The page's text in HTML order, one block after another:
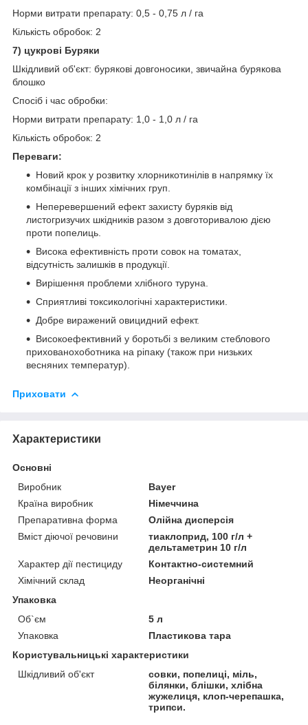
Норми витрати препарату: 0,5 - 0,75 л / га
Кількість обробок: 2
7) цукрові Буряки
Шкідливий об'єкт: бурякові довгоносики, звичайна бурякова
блошко
Спосіб і час обробки:
Норми витрати препарату: 1,0 - 1,0 л / га
Кількість обробок: 2
Переваги:
Новий крок у розвитку хлорникотинілів в напрямку їх
комбінації з інших хімічних груп.
Неперевершений ефект захисту буряків від
листогризучих шкідників разом з довготоривалою дією
проти попелиць.
Висока ефективність проти совок на томатах,
відсутність залишків в продукції.
Вирішення проблеми хлібного туруна.
Сприятливі токсикологічні характеристики.
Добре виражений овицидний ефект.
Високоефективний у боротьбі з великим стеблового
прихованохоботника на ріпаку (також при низьких
весняних температур).
Приховати
Характеристики
Основні
Виробник
Bayer
Країна виробник
Німеччина
Препаративна форма
Олійна дисперсія
Вміст діючої речовини
тиаклоприд, 100 г/л +
дельтаметрин 10 г/л
Характер дії пестициду
Контактно-системний
Хімічний склад
Неорганічні
Упаковка
Об`єм
5 л
Упаковка
Пластикова тара
Користувальницькі характеристики
Шкідливий об'єкт
совки, попелиці, міль,
білянки, блішки, хлібна
жужелиця, клоп-черепашка,
трипси.